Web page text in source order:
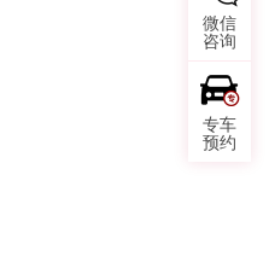
微信
咨询
专车
预约